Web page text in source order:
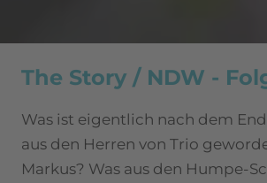
The Story / NDW -
Was ist eigentlich nach dem
aus den Herren von Trio
Markus? Was aus den Humpe-